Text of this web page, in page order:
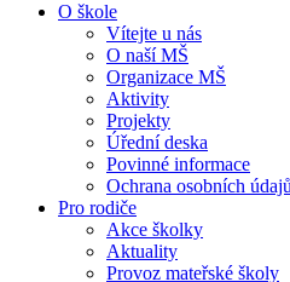
O škole
Vítejte u nás
O naší MŠ
Organizace MŠ
Aktivity
Projekty
Úřední deska
Povinné informace
Ochrana osobních
Pro rodiče
Akce školky
Aktuality
Provoz mateřské školy